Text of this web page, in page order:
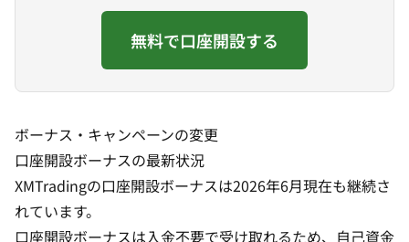
無料で口座開設する
ボーナス・キャンペーンの変更
口座開設ボーナスの最新状況
XMTradingの口座開設ボーナスは2026年6月現在も継続さ
れています。
口座開設ボーナスは入金不要で受け取れるため、自己資金